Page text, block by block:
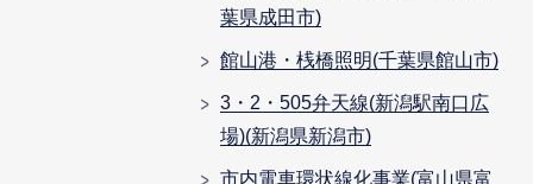
葉県成田市)
館山港・桟橋照明(千葉県館山市)
3・2・505弁天線(新潟駅南口広
場)(新潟県新潟市)
市内電車環状線化事業(富山県富